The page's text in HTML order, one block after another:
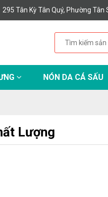
295 Tân Kỳ Tân Quý, Phường Tân
NÓN DA CÁ SẤU
Lượng